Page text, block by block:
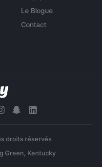
Le Blogue
Contact
droits réservés